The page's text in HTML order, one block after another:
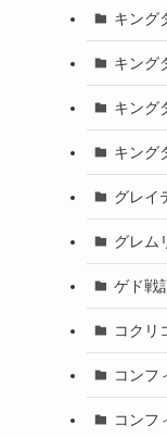
キング
キング
キング
キング
グレイ
グレム
ゲド戦
コクリ
コンフ
コンフ